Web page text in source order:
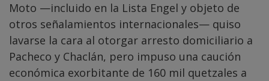
Moto —incluido en la Lista Engel y objeto de
otros señalamientos internacionales— quiso
lavarse la cara al otorgar arresto domiciliario a
Pacheco y Chaclán, pero impuso una caución
económica exorbitante de 160 mil quetzales a